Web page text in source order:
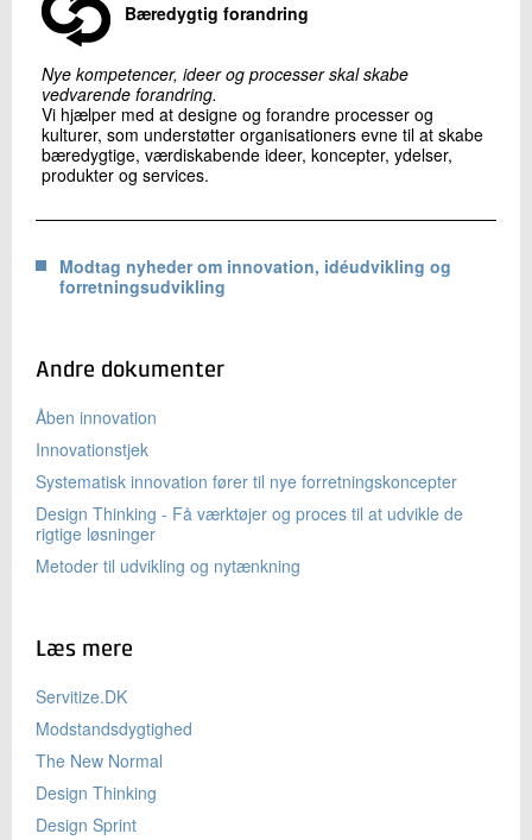
Bæredygtig forandring
Nye kompetencer, ideer og processer skal skabe
vedvarende forandring.
Vi hjælper med at designe og forandre processer og
kulturer, som understøtter organisationers evne til at skabe
bæredygtige, værdiskabende ideer, koncepter, ydelser,
produkter og services.
Modtag nyheder om innovation, idéudvikling og
forretningsudvikling
Andre dokumenter
Åben innovation
Innovationstjek
Systematisk innovation fører til nye forretningskoncepter
Design Thinking - Få værktøjer og proces til at udvikle de
rigtige løsninger
Metoder til udvikling og nytænkning
Læs mere
Servitize.DK
Modstandsdygtighed
The New Normal
Design Thinking
Design Sprint